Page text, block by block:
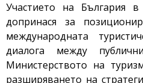
Участието на България
допринася за
международната
диалога между
Министерството на
разширяването на